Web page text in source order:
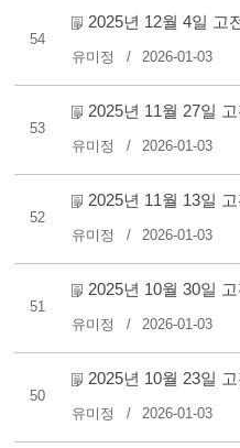
54
2025년 12월 4일 고
유미정 2026-01-03
53
2025년 11월 27일
유미정 2026-01-03
52
2025년 11월 13일
유미정 2026-01-03
51
2025년 10월 30일
유미정 2026-01-03
50
2025년 10월 23일
유미정 2026-01-03